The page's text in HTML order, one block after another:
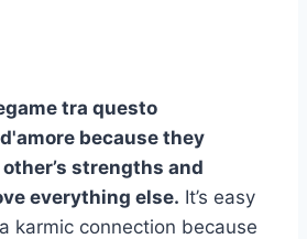
tra questo
because they
strengths and
everything else. It’s easy
karmic connection because